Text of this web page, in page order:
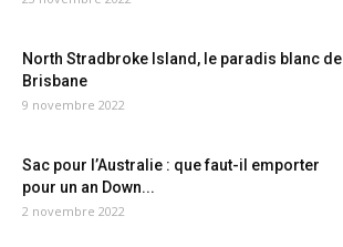
North Stradbroke Island, le paradis blanc de
Brisbane
9 novembre 2022
Sac pour l’Australie : que faut-il emporter
pour un an Down...
2 novembre 2022